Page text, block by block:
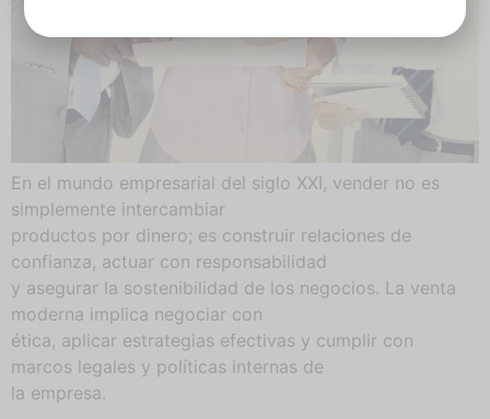
En el mundo empresarial del siglo XXI, vender no es
simplemente intercambiar
productos por dinero; es construir relaciones de
confianza, actuar con responsabilidad
y asegurar la sostenibilidad de los negocios. La venta
moderna implica negociar con
ética, aplicar estrategias efectivas y cumplir con
marcos legales y políticas internas de
la empresa.